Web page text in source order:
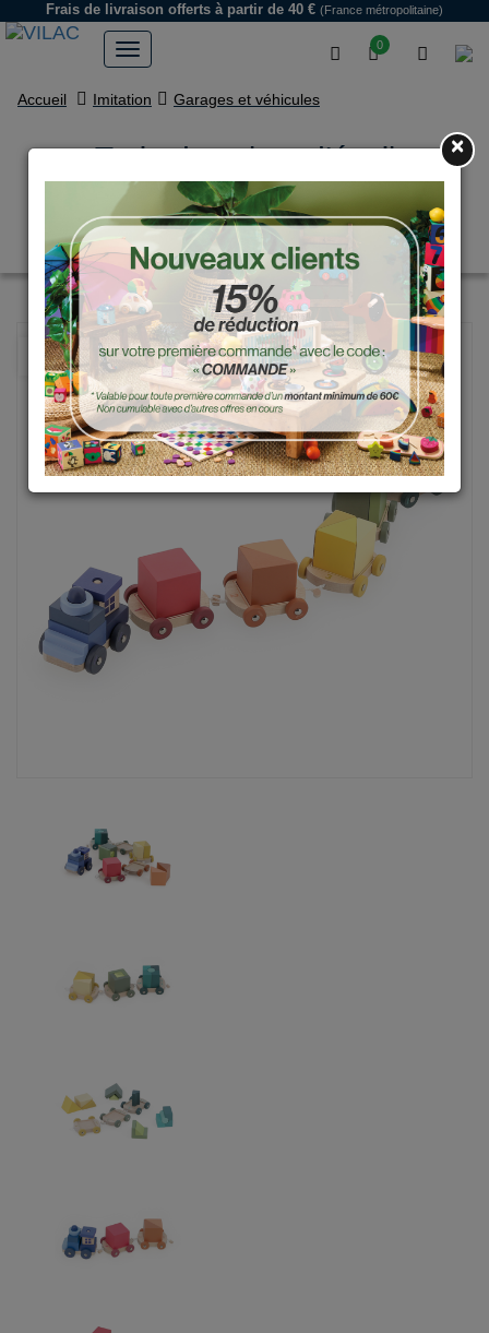
0
Frais de livraison offerts à partir de 40 € (France métropolitaine)
Accueil Imitation Garages et véhicules
Train de cubes d’éveil
multicolore en bois –
Apprentissage des chiffres
NOUVEAU
×